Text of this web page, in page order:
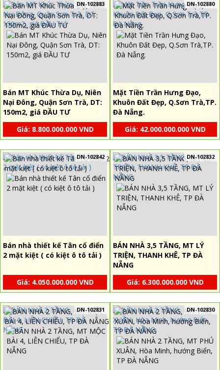
DN-102883
Bán MT Khúc Thừa Dụ, Niên
Nại Đông, Quận Sơn Trà, DT:
150m2, giá ĐẦU TƯ
Giá: 8.800.000.000 VND
DN-102880
Mặt Tiền Trần Hưng Đạo,
Khuôn Đất Đẹp, Q.Sơn Trà,TP.
Đà Nẵng.
Giá: 42.000.000.000 VND
DN-102842
Bán nhà thiết kế Tân cổ điển
2 mặt kiệt ( có kiệt ô tô tải )
Giá: 4.050.000.000 VND
DN-102832
BÁN NHÀ 3,5 TẦNG, MT LÝ
TRIỆN, THANH KHÊ, TP ĐÀ
NẴNG
Giá: 6.300.000.000 VND
DN-102831 DN-102830